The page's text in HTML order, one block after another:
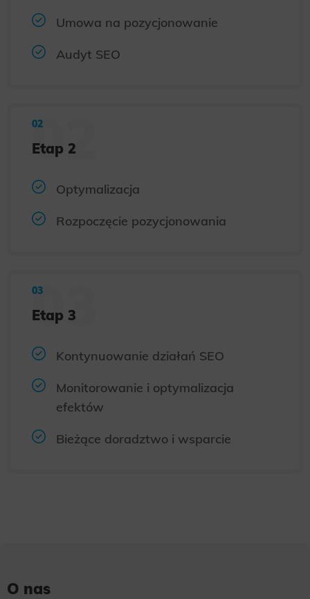
Umowa na pozycjonowanie
Audyt SEO
Etap 2
Optymalizacja
Rozpoczęcie pozycjonowania
Etap 3
Kontynuowanie działań SEO
Monitorowanie i optymalizacja
efektów
Bieżące doradztwo i wsparcie
O nas